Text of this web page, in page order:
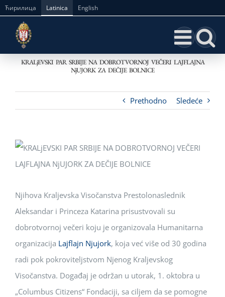
Skip
content
Ћирилица Latinica English
KRALjEVSKI PAR SRBIJE NA DOBROTVORNOJ VEČERI LAJFLAJNA
NjUJORK ZA DEČIJE BOLNICE
Prethodno Sledeće
Njihova Kraljevska Visočanstva Prestolonaslednik
Aleksandar i Princeza Katarina prisustvovali su
dobrotvornoj večeri koju je organizovala Humanitarna
organizacija Lajflajn Njujork, koja već više od 30 godina
radi pok pokroviteljstvom Njenog Kraljevskog
Visočanstva. Događaj je održan u utorak, 1. oktobra u
„Columbus Citizens“ Fondaciji, sa ciljem da se pomogne